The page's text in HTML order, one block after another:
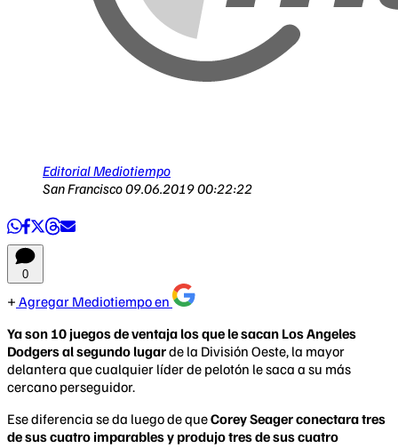
Editorial Mediotiempo
San Francisco09.06.2019 00:22:22
0
Agregar Mediotiempo en
Ya son 10 juegos de ventaja los que le sacan Los Angeles
Dodgers al segundo lugarde la División Oeste, la mayor
delantera que cualquier líder de pelotón le saca a su más
cercano perseguidor.
Ese diferencia se da luego de queCorey Seager conectara tres
de sus cuatro imparables y produjo tres de sus cuatro